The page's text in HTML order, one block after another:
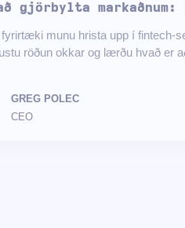
gjörbylta markaðnum:
munu hrista upp í fintech-
röðun okkar og lærðu hvað er
GREG POLEC
CEO